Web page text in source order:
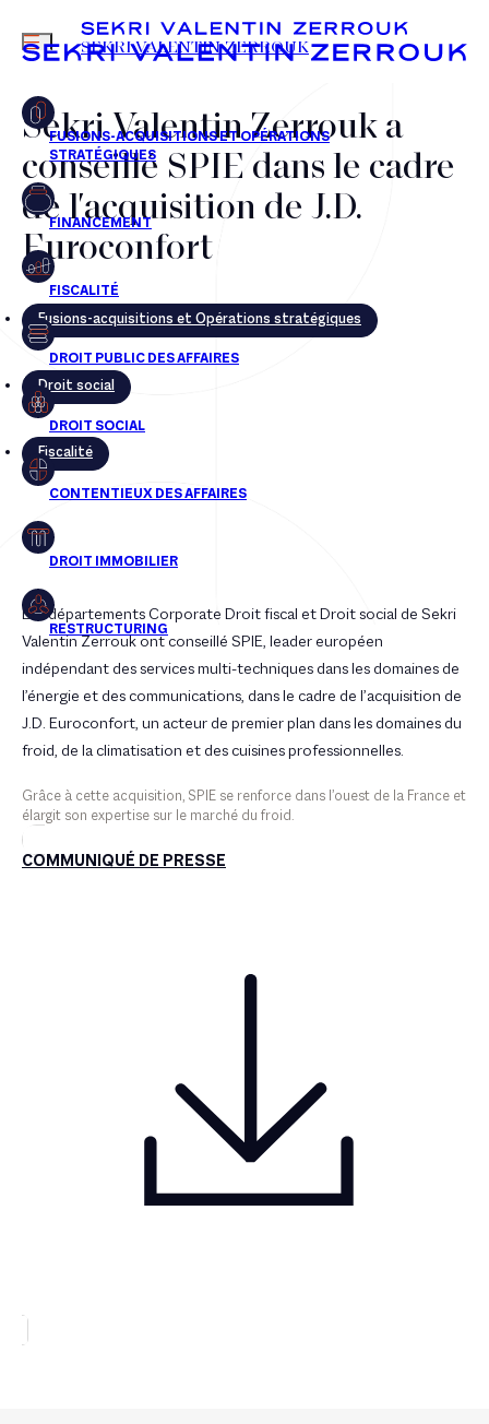
FR EN
MENU SEKRI VALENTIN ZERROUK
Sekri Valentin Zerrouk a
conseillé SPIE dans le cadre
de l'acquisition de J.D.
Euroconfort
Fusions-acquisitions et Opérations stratégiques
Droit social
Fiscalité
Les départements Corporate Droit fiscal et Droit social de Sekri
Valentin Zerrouk ont conseillé SPIE, leader européen
indépendant des services multi-techniques dans les domaines de
l’énergie et des communications, dans le cadre de l’acquisition de
J.D. Euroconfort, un acteur de premier plan dans les domaines du
froid, de la climatisation et des cuisines professionnelles.
Grâce à cette acquisition, SPIE se renforce dans l’ouest de la France et
élargit son expertise sur le marché du froid.
COMMUNIQUÉ DE PRESSE